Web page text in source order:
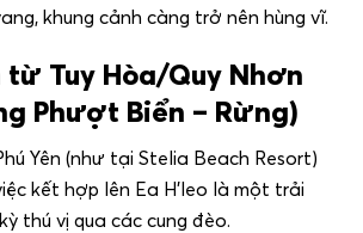
khung cảnh càng trở nên hùng vĩ.
từ Tuy Hòa/Quy Nhơn
Phượt Biển – Rừng)
Yên (như tại Stelia Beach Resort)
kết hợp lên Ea H’leo là một trải
thú vị qua các cung đèo.